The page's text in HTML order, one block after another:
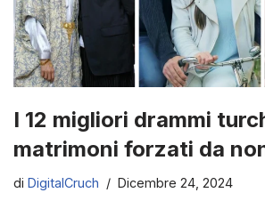
I 12 migliori drammi
matrimoni forzati da
di DigitalCruch Dicembre 24, 2024